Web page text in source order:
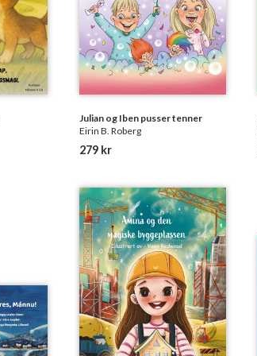
Julian og Iben pusser tenner
Eirin B. Roberg
279 kr